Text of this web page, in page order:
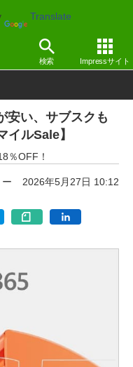
Translate
検索 Impressサイト
安い、サブスクも
ルSale】
％OFF！
2026年5月27日 10:12